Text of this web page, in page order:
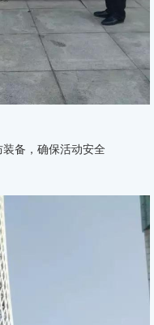
装备，确保活动安全